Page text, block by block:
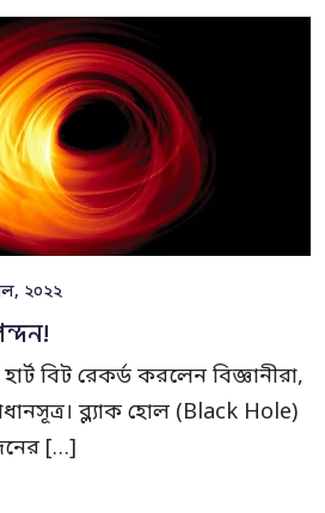
২০২২
বিট রেকর্ড করলেন বিজ্ঞানীরা,
ব্ল্যাক হোল (Black Hole)
[…]